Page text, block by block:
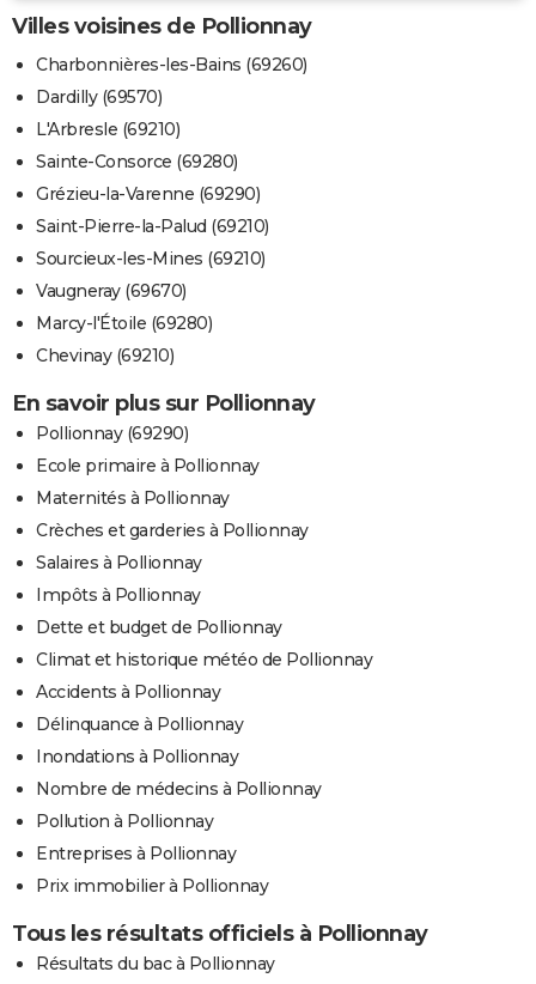
Villes voisines de Pollionnay
Charbonnières-les-Bains (69260)
Dardilly (69570)
L'Arbresle (69210)
Sainte-Consorce (69280)
Grézieu-la-Varenne (69290)
Saint-Pierre-la-Palud (69210)
Sourcieux-les-Mines (69210)
Vaugneray (69670)
Marcy-l'Étoile (69280)
Chevinay (69210)
En savoir plus sur Pollionnay
Pollionnay (69290)
Ecole primaire à Pollionnay
Maternités à Pollionnay
Crèches et garderies à Pollionnay
Salaires à Pollionnay
Impôts à Pollionnay
Dette et budget de Pollionnay
Climat et historique météo de Pollionnay
Accidents à Pollionnay
Délinquance à Pollionnay
Inondations à Pollionnay
Nombre de médecins à Pollionnay
Pollution à Pollionnay
Entreprises à Pollionnay
Prix immobilier à Pollionnay
Tous les résultats officiels à Pollionnay
Résultats du bac à Pollionnay